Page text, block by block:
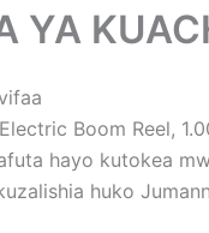
YA
Boom Reel,
hayo kutokea
huko